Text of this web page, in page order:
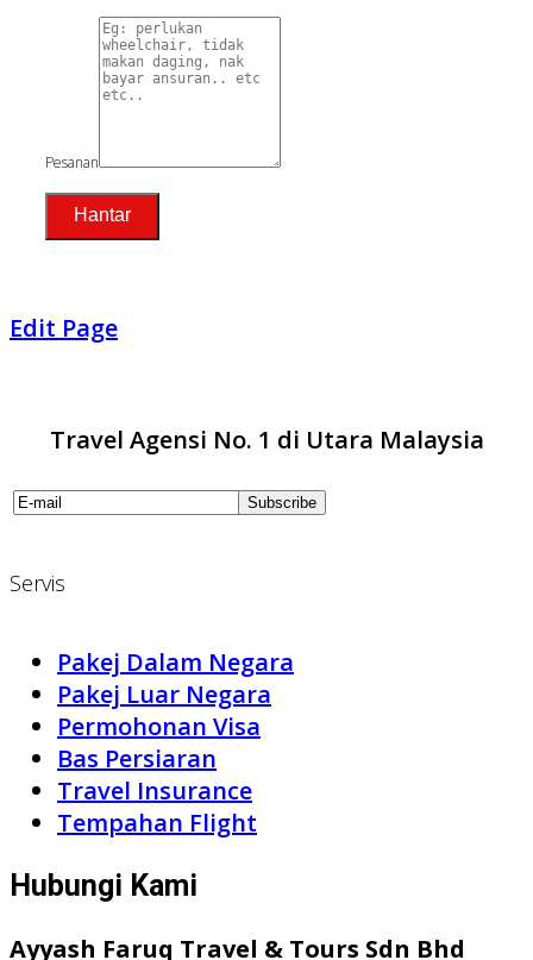
Pesanan
Hantar
Edit Page
Travel Agensi No. 1 di Utara Malaysia
Servis
Pakej Dalam Negara
Pakej Luar Negara
Permohonan Visa
Bas Persiaran
Travel Insurance
Tempahan Flight
Hubungi Kami
Ayyash Faruq Travel & Tours Sdn Bhd